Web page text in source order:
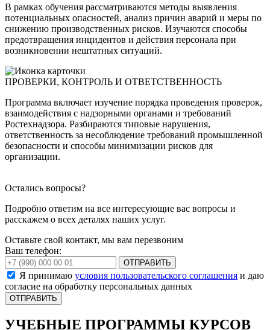
В рамках обучения рассматриваются методы выявления
потенциальных опасностей, анализ причин аварий и меры по
снижению производственных рисков. Изучаются способы
предотвращения инцидентов и действия персонала при
возникновении нештатных ситуаций.
ПРОВЕРКИ, КОНТРОЛЬ И ОТВЕТСТВЕННОСТЬ
Программа включает изучение порядка проведения проверок,
взаимодействия с надзорными органами и требований
Ростехнадзора. Разбираются типовые нарушения,
ответственность за несоблюдение требований промышленной
безопасности и способы минимизации рисков для
организации.
Остались вопросы?
Подробно ответим на все интересующие вас вопросы и
расскажем о всех деталях наших услуг.
Оставьте свой контакт, мы вам перезвоним
Ваш телефон:
ОТПРАВИТЬ
Я принимаю условия пользовательского соглашения и даю
согласие на обработку персональных данных
УЧЕБНЫЕ ПРОГРАММЫ КУРСОВ